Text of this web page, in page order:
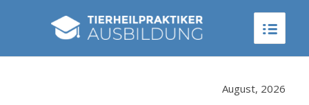
August, 2026